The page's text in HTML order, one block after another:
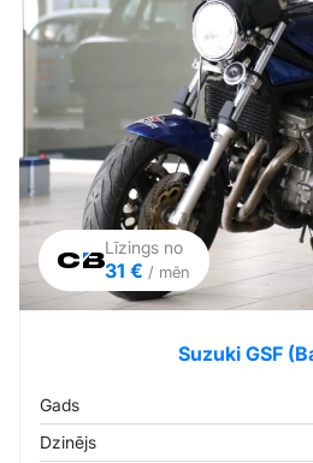
Līzings no
31 € / mēn
Suzuki GSF
Gads
Dzinējs